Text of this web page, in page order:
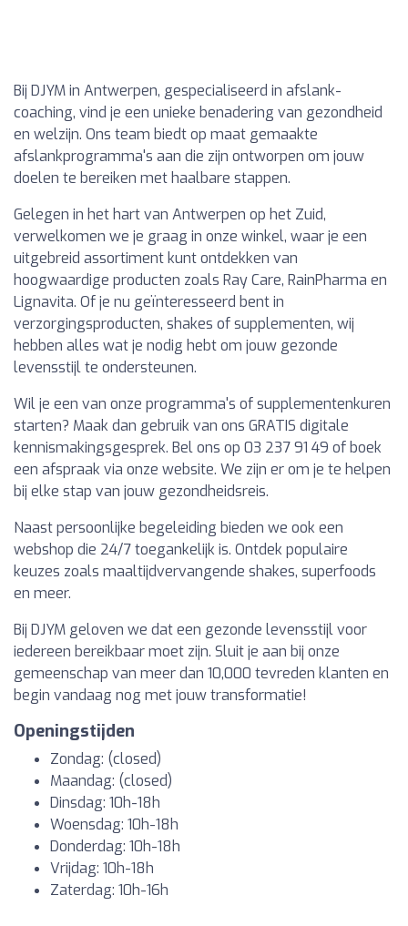
Bij DJYM in Antwerpen, gespecialiseerd in afslank-
coaching, vind je een unieke benadering van gezondheid
en welzijn. Ons team biedt op maat gemaakte
afslankprogramma's aan die zijn ontworpen om jouw
doelen te bereiken met haalbare stappen.
Gelegen in het hart van Antwerpen op het Zuid,
verwelkomen we je graag in onze winkel, waar je een
uitgebreid assortiment kunt ontdekken van
hoogwaardige producten zoals Ray Care, RainPharma en
Lignavita. Of je nu geïnteresseerd bent in
verzorgingsproducten, shakes of supplementen, wij
hebben alles wat je nodig hebt om jouw gezonde
levensstijl te ondersteunen.
Wil je een van onze programma's of supplementenkuren
starten? Maak dan gebruik van ons GRATIS digitale
kennismakingsgesprek. Bel ons op 03 237 91 49 of boek
een afspraak via onze website. We zijn er om je te helpen
bij elke stap van jouw gezondheidsreis.
Naast persoonlijke begeleiding bieden we ook een
webshop die 24/7 toegankelijk is. Ontdek populaire
keuzes zoals maaltijdvervangende shakes, superfoods
en meer.
Bij DJYM geloven we dat een gezonde levensstijl voor
iedereen bereikbaar moet zijn. Sluit je aan bij onze
gemeenschap van meer dan 10,000 tevreden klanten en
begin vandaag nog met jouw transformatie!
Openingstijden
Zondag: (closed)
Maandag: (closed)
Dinsdag: 10h-18h
Woensdag: 10h-18h
Donderdag: 10h-18h
Vrijdag: 10h-18h
Zaterdag: 10h-16h